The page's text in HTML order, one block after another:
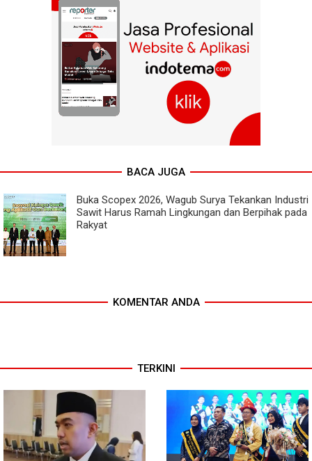
BACA JUGA
Buka Scopex 2026, Wagub Surya Tekankan Industri
Sawit Harus Ramah Lingkungan dan Berpihak pada
Rakyat
KOMENTAR ANDA
TERKINI